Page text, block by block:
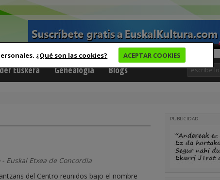
¿Qué son las cookies? ACEPTAR COOKIES
Euskera Genealogía Blogs
- Euskal Etxea de Concordia
del Centro reunidos bajo el nombre
PUBLICIDAD